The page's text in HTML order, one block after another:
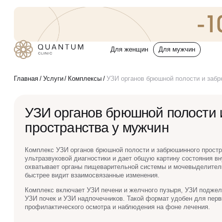
Для женщин Для мужчин
Услуги
Инъекционная косметология
Аппаратная косметология
Эстетическая косметология
Эндокринология
Проблемы
До/после
Спецпредложения
Главная Услуги Комплексы УЗИ органов брюшной полости и
УЗИ органов брюшной полости
пространства у мужчин
Комплекс УЗИ органов брюшной полости и забрюшинного
ультразвуковой диагностики и дает общую картину состояния
охватывает органы пищеварительной системы и
быстрее видит взаимосвязанные изменения.
Комплекс включает УЗИ печени и желчного пузыря, УЗИ
УЗИ почек и УЗИ надпочечников. Такой формат удобен для
профилактического осмотра и наблюдения на фоне лечения.